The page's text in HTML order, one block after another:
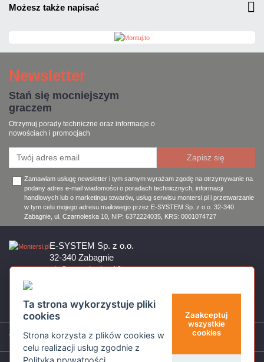
możesz także napisać
Newsletter
Stań się mocniejszym
graczem
Otrzymuj porady techniczne oraz informacje o
nowościach i promocjach
Zamawiam usługę newsletter i tym samym wyrażam zgodę na otrzymywanie na
podany adres e-mail wiadomości o poradach technicznych, informacji
handlowych lub o marketingu towarów, usług serwisu montersi.pl i przetwarzanie
w tym celu mojego adresu mailowego przez E-SYSTEM Sp. z o.o. 32-340
Zabagnie, ul. Czarnoleska 10, NIP: 6372224035, KRS: 0001074727
E-SYSTEM Sp. z o.o.
32-340 Zabagnie
ul. Czarnoleska 10
sklep@montersi.pl
Wsparcie
Ta strona wykorzystuje pliki
cookies
Strona korzysta z plików cookies w
celu realizacji usług zgodnie z
Polityką prywatności
Zaakceptuj
wszystkie
cookies